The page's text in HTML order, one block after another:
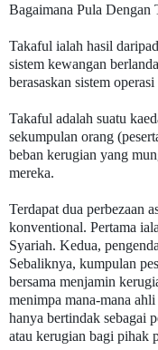
Bagaimana Pula Dengan
Takaful ialah hasil
sistem kewangan
berasaskan sistem
Takaful adalah suatu
sekumpulan orang
beban kerugian yang
mereka.
Terdapat dua perbezaan
konventional. Pertama
Syariah. Kedua,
Sebaliknya, kumpulan
bersama menjamin
menimpa mana-mana
hanya bertindak sebagai
atau kerugian bagi pihak